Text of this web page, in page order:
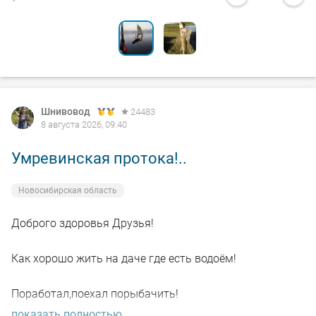
Шнивовод
24483
8 августа 2026, 09:40
Умревинская протока!..
Новосибирская область
Доброго здоровья Друзья!
Как хорошо жить на даче где есть водоём!
Поработал,поехал порыбачить!